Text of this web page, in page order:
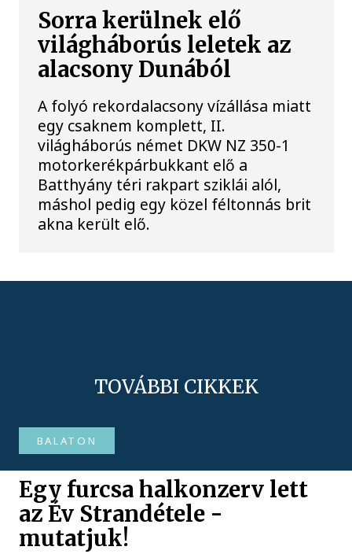
Sorra kerülnek elő
világháborús leletek az
alacsony Dunából
A folyó rekordalacsony vízállása miatt
egy csaknem komplett, II.
világháborús német DKW NZ 350-1
motorkerékpárbukkant elő a
Batthyány téri rakpart sziklái alól,
máshol pedig egy közel féltonnás brit
akna került elő.
TOVÁBBI CIKKEK
BALATON
Egy furcsa halkonzerv lett
az Év Strandétele -
mutatjuk!